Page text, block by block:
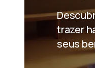
trazer
seus